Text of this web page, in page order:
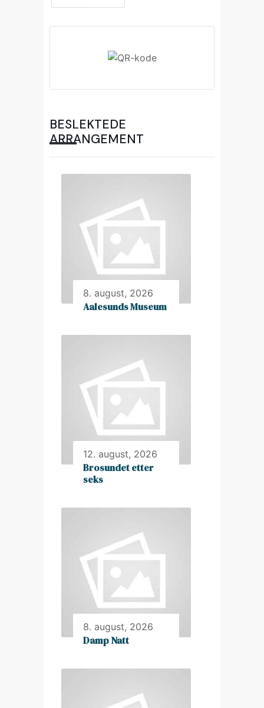
BESLEKTEDE
ARRANGEMENT
8. august, 2026
Aalesunds Museum
12. august, 2026
Brosundet etter
seks
8. august, 2026
Damp Natt